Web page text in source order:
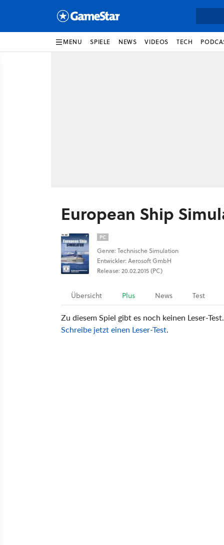
MENU SPIELE NEWS VIDEOS TECH
European Ship
PC
Genre: Technische Simulation
Entwickler: Aerosoft GmbH
Release: 20.02.2015 (PC)
Übersicht Plus News Test
Zu diesem Spiel gibt es noch keinen Leser-Test.
Schreibe jetzt einen Leser-Test.